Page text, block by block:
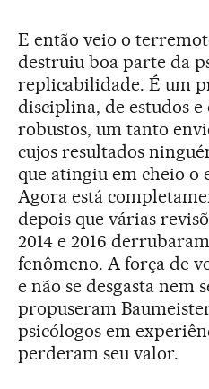
E então veio o
destruiu boa parte da
replicabilidade. É um
disciplina, de estudos
robustos, um tanto
cujos resultados
que atingiu em cheio o
Agora está
depois que várias
2014 e 2016
fenômeno. A força de
e não se desgasta nem
propuseram
psicólogos em
perderam seu valor.